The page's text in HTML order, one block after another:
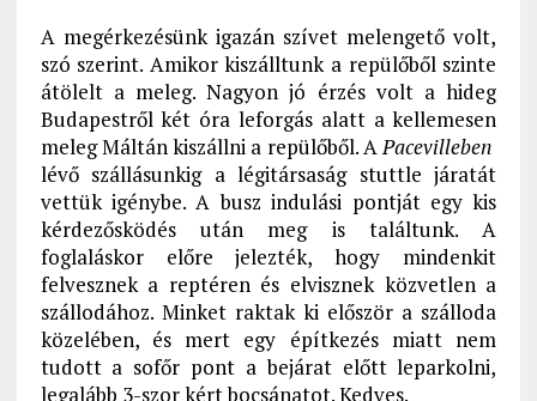
A megérkezésünk igazán szívet melengető volt,
szó szerint. Amikor kiszálltunk a repülőből szinte
átölelt a meleg. Nagyon jó érzés volt a hideg
Budapestről két óra leforgás alatt a kellemesen
meleg Máltán kiszállni a repülőből. A Pacevilleben
lévő szállásunkig a légitársaság stuttle járatát
vettük igénybe. A busz indulási pontját egy kis
kérdezősködés után meg is találtunk. A
foglaláskor előre jelezték, hogy mindenkit
felvesznek a reptéren és elvisznek közvetlen a
szállodához. Minket raktak ki először a szálloda
közelében, és mert egy építkezés miatt nem
tudott a sofőr pont a bejárat előtt leparkolni,
legalább 3-szor kért bocsánatot. Kedves.